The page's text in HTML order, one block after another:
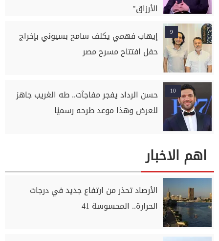
الأرزاق"
9
إيهاب فهمي يكلف سامح بسيوني بإخراج
حفل افتتاح مسرح مصر
10
حسن الرداد يفجر مفاجآت.. طه الغريب جاهز
للعرض وهذا موعد طرحه رسميًا
اهم الاخبار
الأرصاد تحذر من ارتفاع جديد في درجات
الحرارة.. المحسوسة 41